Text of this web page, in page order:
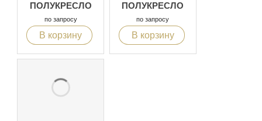
ПОЛУКРЕСЛО
по запросу
В корзину
ПОЛУКРЕСЛО
по запросу
В корзину